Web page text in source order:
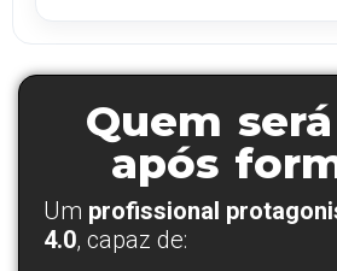
Quem
após
Um profissional
4.0, capaz de: